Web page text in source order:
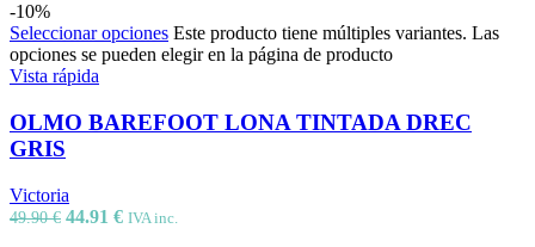
-10%
Seleccionar opciones Este producto tiene múltiples variantes. Las
opciones se pueden elegir en la página de producto
Vista rápida
OLMO BAREFOOT LONA TINTADA DREC
GRIS
Victoria
49.90€ 44.91 € IVA inc.